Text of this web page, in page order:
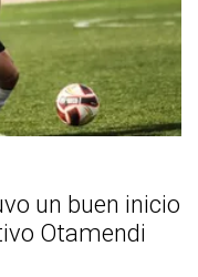
un buen inicio
Otamendi